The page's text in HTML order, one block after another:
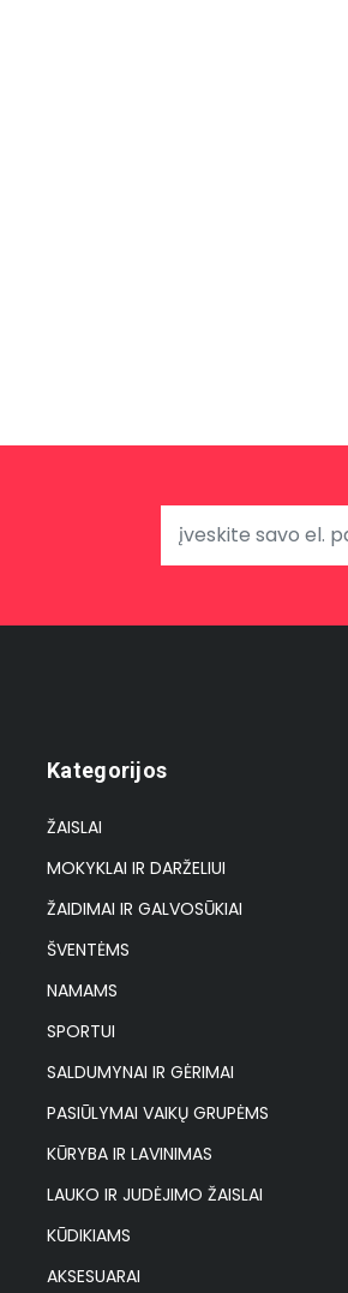
Kategorijos
ŽAISLAI
MOKYKLAI IR DARŽELIUI
ŽAIDIMAI IR GALVOSŪKIAI
ŠVENTĖMS
NAMAMS
SPORTUI
SALDUMYNAI IR GĖRIMAI
PASIŪLYMAI VAIKŲ GRUPĖMS
KŪRYBA IR LAVINIMAS
LAUKO IR JUDĖJIMO ŽAISLAI
KŪDIKIAMS
AKSESUARAI